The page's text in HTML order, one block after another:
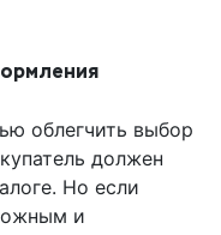
облегчить выбор
должен
Но если
и